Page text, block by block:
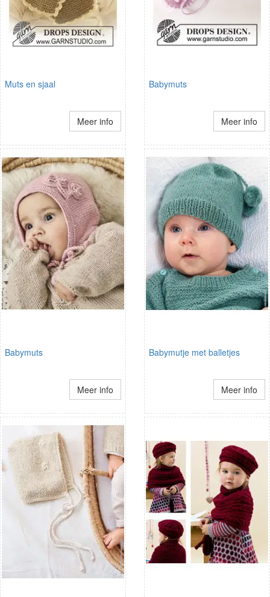
Muts en sjaal
Meer info
Babymuts
Meer info
Babymuts
Meer info
Babymutje met balletjes
Meer info